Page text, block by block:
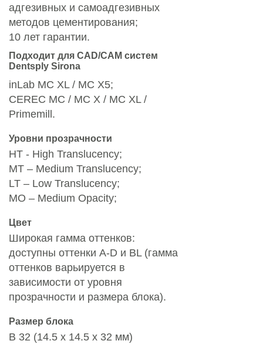
адгезивных и самоадгезивных
методов цементирования;
10 лет гарантии.
Подходит для CAD/CAM систем
Dentsply Sirona
inLab MC XL / MC X5;
CEREC MC / MC X / MC XL /
Primemill.
Уровни прозрачности
HT - High Translucency;
MT – Medium Translucency;
LT – Low Translucency;
MO – Medium Opacity;
Цвет
Широкая гамма оттенков:
доступны оттенки A-D и BL (гамма
оттенков варьируется в
зависимости от уровня
прозрачности и размера блока).
Размер блока
B 32 (14.5 x 14.5 x 32 мм)